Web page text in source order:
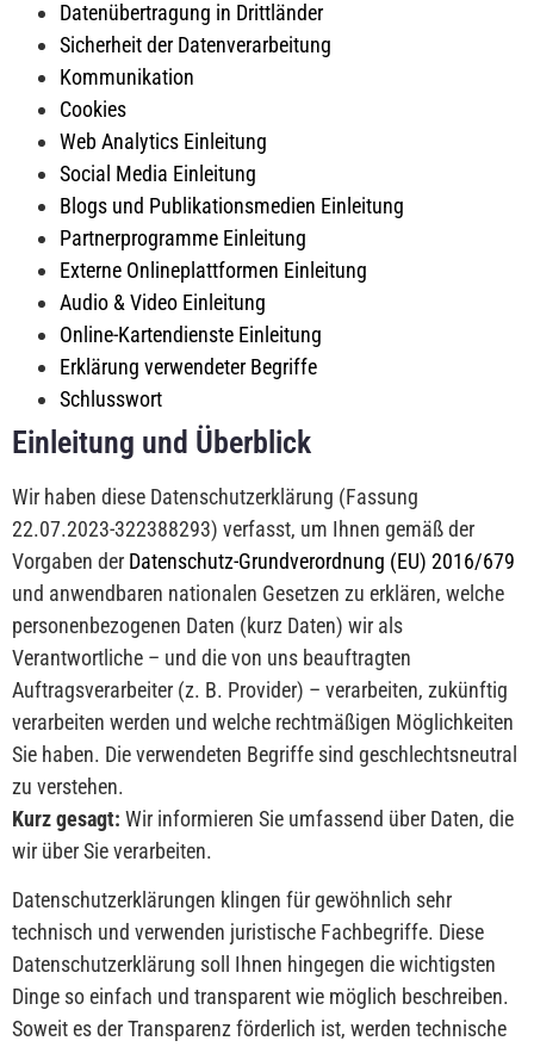
Datenübertragung in Drittländer
Sicherheit der Datenverarbeitung
Kommunikation
Cookies
Web Analytics Einleitung
Social Media Einleitung
Blogs und Publikationsmedien Einleitung
Partnerprogramme Einleitung
Externe Onlineplattformen Einleitung
Audio & Video Einleitung
Online-Kartendienste Einleitung
Erklärung verwendeter Begriffe
Schlusswort
Einleitung und Überblick
Wir haben diese Datenschutzerklärung (Fassung
22.07.2023-322388293) verfasst, um Ihnen gemäß der
Vorgaben der Datenschutz-Grundverordnung (EU) 2016/679
und anwendbaren nationalen Gesetzen zu erklären, welche
personenbezogenen Daten (kurz Daten) wir als
Verantwortliche – und die von uns beauftragten
Auftragsverarbeiter (z. B. Provider) – verarbeiten, zukünftig
verarbeiten werden und welche rechtmäßigen Möglichkeiten
Sie haben. Die verwendeten Begriffe sind geschlechtsneutral
zu verstehen.
Kurz gesagt: Wir informieren Sie umfassend über Daten, die
wir über Sie verarbeiten.
Datenschutzerklärungen klingen für gewöhnlich sehr
technisch und verwenden juristische Fachbegriffe. Diese
Datenschutzerklärung soll Ihnen hingegen die wichtigsten
Dinge so einfach und transparent wie möglich beschreiben.
Soweit es der Transparenz förderlich ist, werden technische